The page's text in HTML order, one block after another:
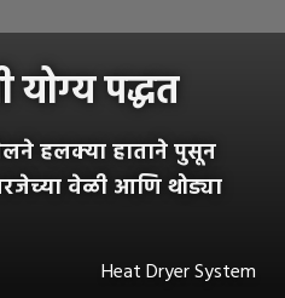
पद्धत
हलक्या हाताने पुसून
वेळी आणि थोड्या
Heat Dryer System